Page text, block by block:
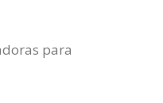
para